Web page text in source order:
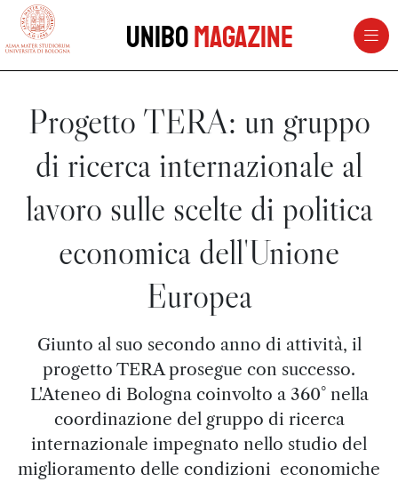
vai al contenuto della pagina
UniboMagazine
Progetto TERA: un gruppo
di ricerca internazionale al
lavoro sulle scelte di politica
economica dell'Unione
Europea
Giunto al suo secondo anno di attività, il
progetto TERA prosegue con successo.
L'Ateneo di Bologna coinvolto a 360° nella
coordinazione del gruppo di ricerca
internazionale impegnato nello studio del
miglioramento delle condizioni economiche